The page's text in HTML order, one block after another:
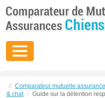
// Comparateur mutuelle
& chat / Guide sur la détention